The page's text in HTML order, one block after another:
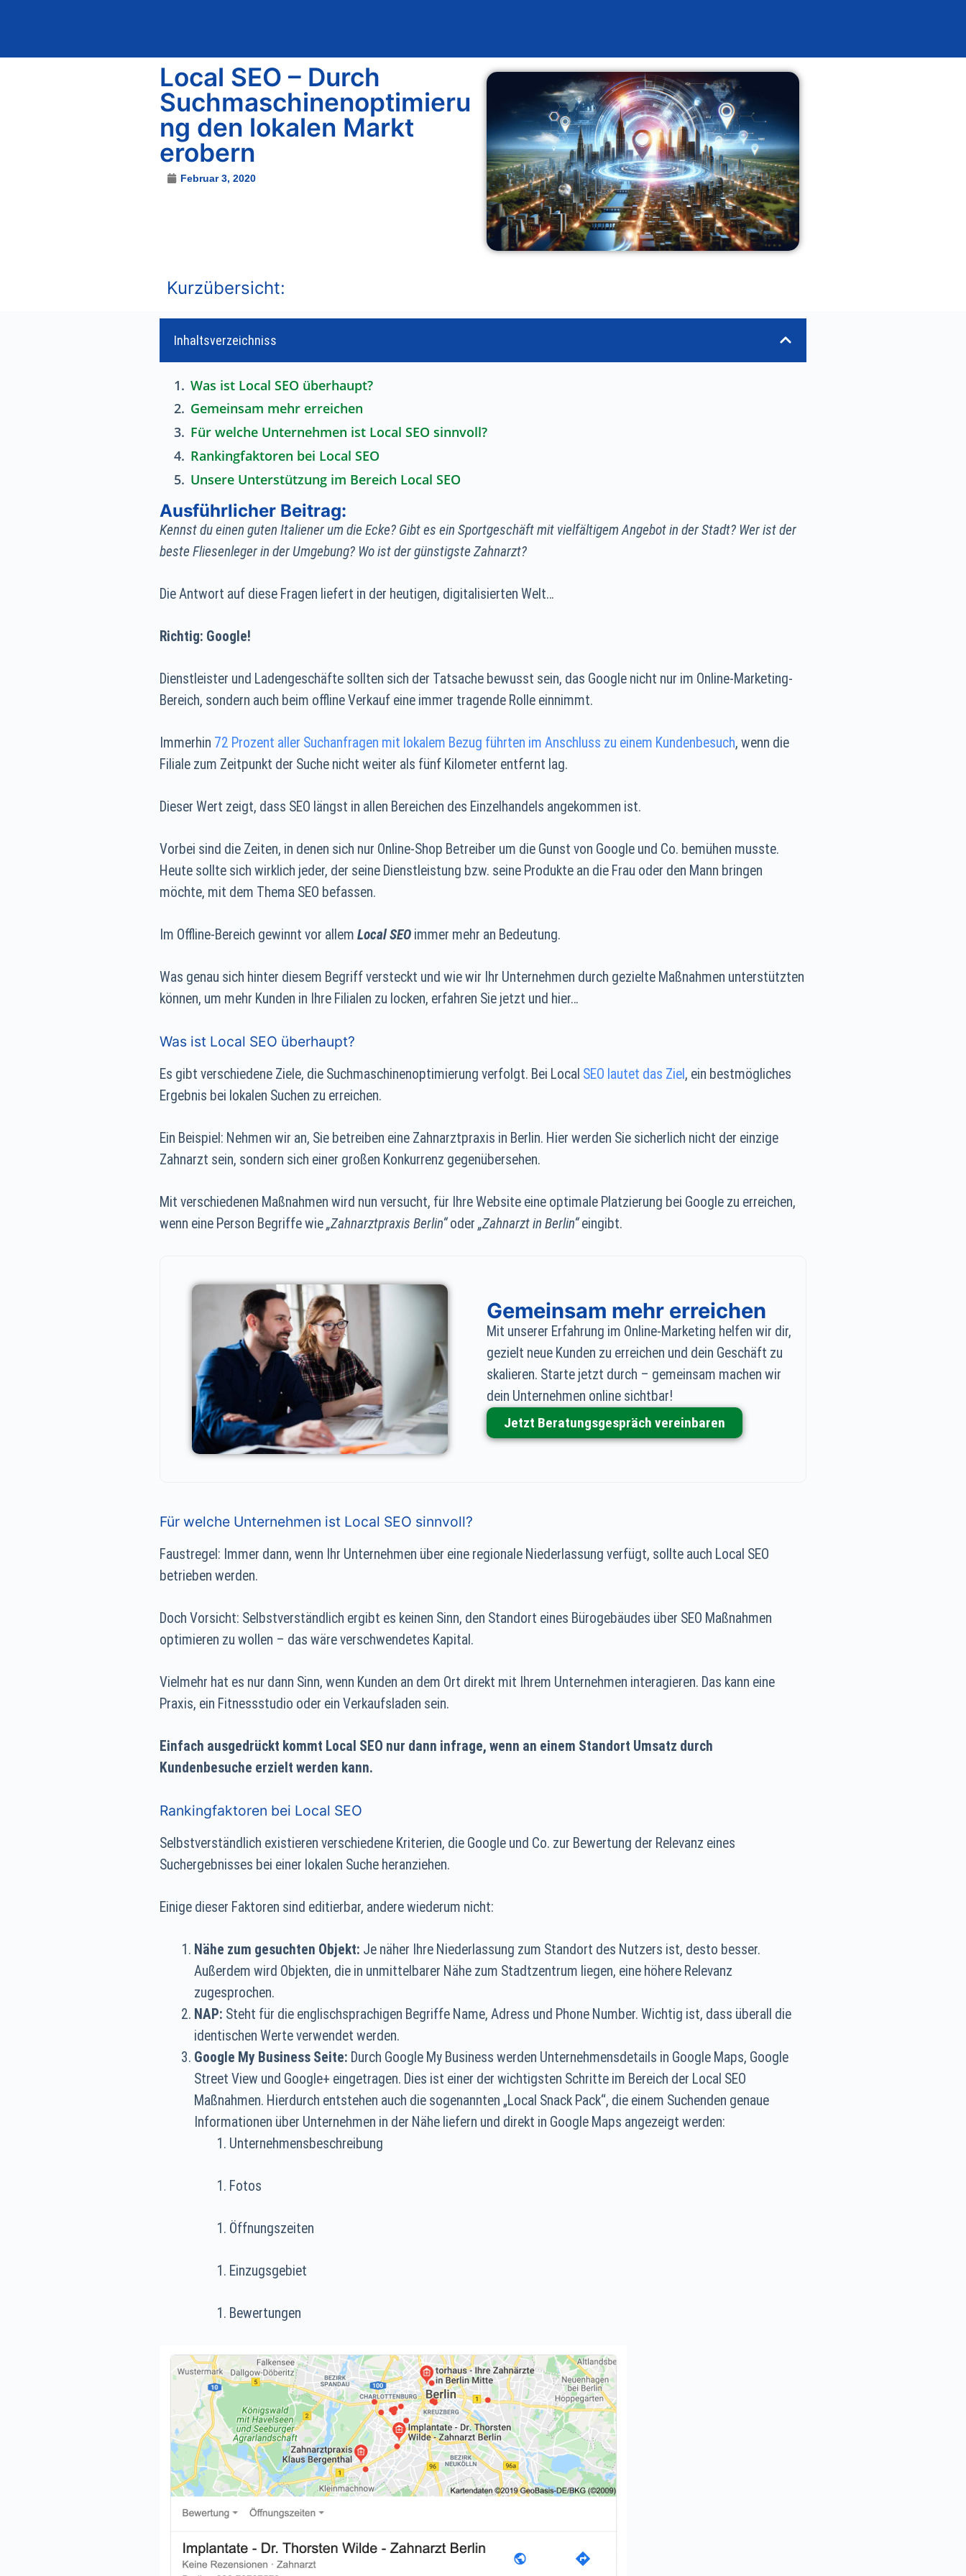
Local SEO – Durch
Suchmaschinenoptimieru
ng den lokalen Markt
erobern
Februar 3, 2020
Kurzübersicht:
Inhaltsverzeichniss
Was ist Local SEO überhaupt?
Gemeinsam mehr erreichen
Für welche Unternehmen ist Local SEO sinnvoll?
Rankingfaktoren bei Local SEO
Unsere Unterstützung im Bereich Local SEO
Ausführlicher Beitrag:
Kennst du einen guten Italiener um die Ecke? Gibt es ein Sportgeschäft mit vielfältigem Angebot in der Stadt? Wer ist der
beste Fliesenleger in der Umgebung? Wo ist der günstigste Zahnarzt?
Die Antwort auf diese Fragen liefert in der heutigen, digitalisierten Welt…
Richtig: Google!
Dienstleister und Ladengeschäfte sollten sich der Tatsache bewusst sein, das Google nicht nur im Online-Marketing-
Bereich, sondern auch beim offline Verkauf eine immer tragende Rolle einnimmt.
Immerhin 72 Prozent aller Suchanfragen mit lokalem Bezug führten im Anschluss zu einem Kundenbesuch, wenn die
Filiale zum Zeitpunkt der Suche nicht weiter als fünf Kilometer entfernt lag.
Dieser Wert zeigt, dass SEO längst in allen Bereichen des Einzelhandels angekommen ist.
Vorbei sind die Zeiten, in denen sich nur Online-Shop Betreiber um die Gunst von Google und Co. bemühen musste.
Heute sollte sich wirklich jeder, der seine Dienstleistung bzw. seine Produkte an die Frau oder den Mann bringen
möchte, mit dem Thema SEO befassen.
Im Offline-Bereich gewinnt vor allem Local SEO immer mehr an Bedeutung.
Was genau sich hinter diesem Begriff versteckt und wie wir Ihr Unternehmen durch gezielte Maßnahmen unterstützten
können, um mehr Kunden in Ihre Filialen zu locken, erfahren Sie jetzt und hier…
Was ist Local SEO überhaupt?
Es gibt verschiedene Ziele, die Suchmaschinenoptimierung verfolgt. Bei Local SEO lautet das Ziel , ein bestmögliches
Ergebnis bei lokalen Suchen zu erreichen.
Ein Beispiel: Nehmen wir an, Sie betreiben eine Zahnarztpraxis in Berlin. Hier werden Sie sicherlich nicht der einzige
Zahnarzt sein, sondern sich einer großen Konkurrenz gegenübersehen.
Mit verschiedenen Maßnahmen wird nun versucht, für Ihre Website eine optimale Platzierung bei Google zu erreichen,
wenn eine Person Begriffe wie„Zahnarztpraxis Berlin“oder „Zahnarzt in Berlin“eingibt.
Gemeinsam mehr erreichen
Mit unserer Erfahrung im Online-Marketing helfen wir dir,
gezielt neue Kunden zu erreichen und dein Geschäft zu
skalieren. Starte jetzt durch – gemeinsam machen wir
dein Unternehmen online sichtbar!
Jetzt Beratungsgespräch vereinbaren
Für welche Unternehmen ist Local SEO sinnvoll?
Faustregel: Immer dann, wenn Ihr Unternehmen über eine regionale Niederlassung verfügt, sollte auch Local SEO
betrieben werden.
Doch Vorsicht: Selbstverständlich ergibt es keinen Sinn, den Standort eines Bürogebäudes über SEO Maßnahmen
optimieren zu wollen – das wäre verschwendetes Kapital.
Vielmehr hat es nur dann Sinn, wenn Kunden an dem Ort direkt mit Ihrem Unternehmen interagieren. Das kann eine
Praxis, ein Fitnessstudio oder ein Verkaufsladen sein.
Einfach ausgedrückt kommt Local SEO nur dann infrage, wenn an einem Standort Umsatz durch
Kundenbesuche erzielt werden kann.
Rankingfaktoren bei Local SEO
Selbstverständlich existieren verschiedene Kriterien, die Google und Co. zur Bewertung der Relevanz eines
Suchergebnisses bei einer lokalen Suche heranziehen.
Einige dieser Faktoren sind editierbar, andere wiederum nicht:
Nähe zum gesuchten Objekt: Je näher Ihre Niederlassung zum Standort des Nutzers ist, desto besser.
Außerdem wird Objekten, die in unmittelbarer Nähe zum Stadtzentrum liegen, eine höhere Relevanz
zugesprochen.
NAP: Steht für die englischsprachigen Begriffe Name, Adress und Phone Number. Wichtig ist, dass überall die
identischen Werte verwendet werden.
Google My Business Seite: Durch Google My Business werden Unternehmensdetails in Google Maps, Google
Street View und Google+ eingetragen. Dies ist einer der wichtigsten Schritte im Bereich der Local SEO
Maßnahmen. Hierdurch entstehen auch die sogenannten „Local Snack Pack“, die einem Suchenden genaue
Informationen über Unternehmen in der Nähe liefern und direkt in Google Maps angezeigt werden:
Unternehmensbeschreibung
Fotos
Öffnungszeiten
Einzugsgebiet
Bewertungen